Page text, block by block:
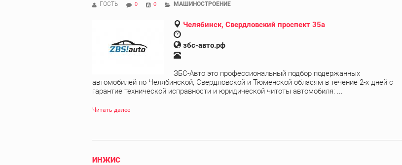
ГОСТЬ 0 0 МАШИНОСТРОЕНИЕ
Челябинск, Свердловский проспект 35а
збс-авто.рф
ЗБС-Авто это профессиональный подбор подержанных
автомобилей по Челябинской, Свердловской и Тюменской обласям в течение 2-х дней с
гарантие технической исправности и юридической читоты автомобиля: ...
Читать далее
ИНЖИС